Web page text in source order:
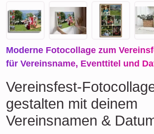
Moderne Fotocollage zum
für Vereinsname, Eventtitel und
Vereinsfest-
gestalten mit deinem
Vereinsnamen &